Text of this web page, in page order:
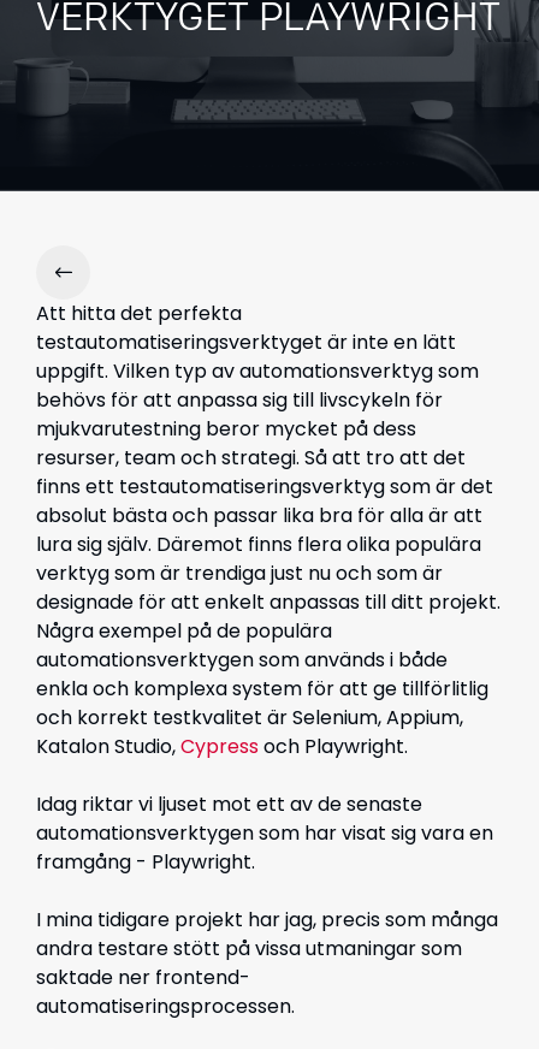
VERKTYGET PLAYWRIGHT
Att hitta det perfekta
testautomatiseringsverktyget är inte en lätt
uppgift. Vilken typ av automationsverktyg som
behövs för att anpassa sig till livscykeln för
mjukvarutestning beror mycket på dess
resurser, team och strategi. Så att tro att det
finns ett testautomatiseringsverktyg som är det
absolut bästa och passar lika bra för alla är att
lura sig själv. Däremot finns flera olika populära
verktyg som är trendiga just nu och som är
designade för att enkelt anpassas till ditt projekt.
Några exempel på de populära
automationsverktygen som används i både
enkla och komplexa system för att ge tillförlitlig
och korrekt testkvalitet är Selenium, Appium,
Katalon Studio,Cypressoch Playwright.
Idag riktar vi ljuset mot ett av de senaste
automationsverktygen som har visat sig vara en
framgång - Playwright.
I mina tidigare projekt har jag, precis som många
andra testare stött på vissa utmaningar som
saktade ner frontend-
automatiseringsprocessen.